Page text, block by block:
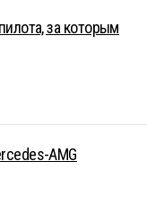
за которым
AMG